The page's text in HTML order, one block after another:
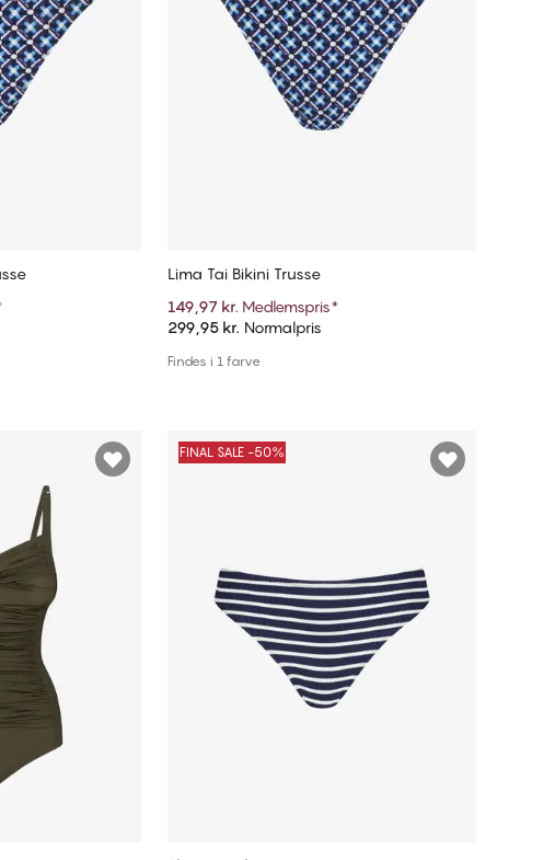
Tilføj til kurv
Lima Tai Bikini Trusse
149,97 kr. Medlemspris*
299,95 kr. Normalpris
Findes i 1 farve
FINAL SALE -50%